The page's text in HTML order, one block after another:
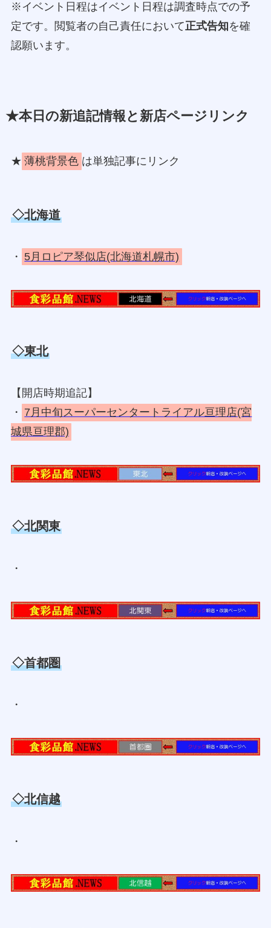
※イベント日程はイベント日程は調査時点での予
定です。閲覧者の自己責任において正式告知を確
認願います。
★本日の新追記情報と新店ページリンク
★ 薄桃背景色 は単独記事にリンク
◇北海道
・ 5月ロピア琴似店(北海道札幌市)
◇東北
【開店時期追記】
・ 7月中旬スーパーセンタートライアル亘理店(宮
城県亘理郡)
◇北関東
・
◇首都圏
・
◇北信越
・